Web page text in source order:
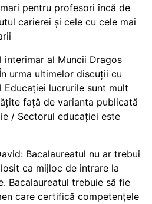
pentru profesori încă de
carierei și cele cu cele mai
interimar al Muncii Dragos
urma ultimelor discuții cu
Educației lucrurile sunt mult
față de varianta publicată
/ Sectorul educației este
Bacalaureatul nu ar trebui
ca mijloc de intrare la
Bacalaureatul trebuie să fie
care certifică competențele